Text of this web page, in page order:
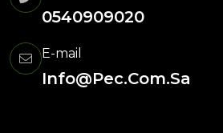
0540909020
E-mail
Info@pec.com.sa